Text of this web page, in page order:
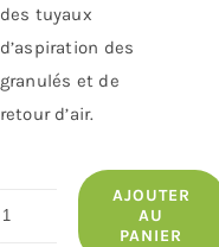
des tuyaux
d’aspiration des
granulés et de
retour d’air.
quantité
AJOUTER
AU
PANIER